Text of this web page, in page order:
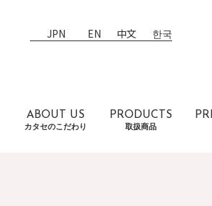
JPN EN 中文 한국
ABOUT US
カタセのこだわり
PRODUCTS
取扱商品